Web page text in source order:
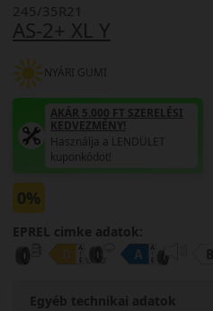
AS-2+ XL Y
245/35R21
NYÁRI GUMI
AKÁR 5.000 FT SZERELÉSI
KEDVEZMÉNY!
Használja a LENDÜLET
kuponkódot!
0%
EPREL cimke adatok:
Egyéb technikai adatok